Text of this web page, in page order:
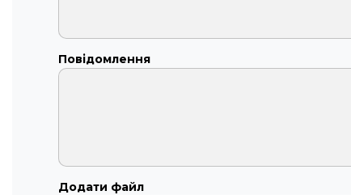
Повідомлення
Додати файл